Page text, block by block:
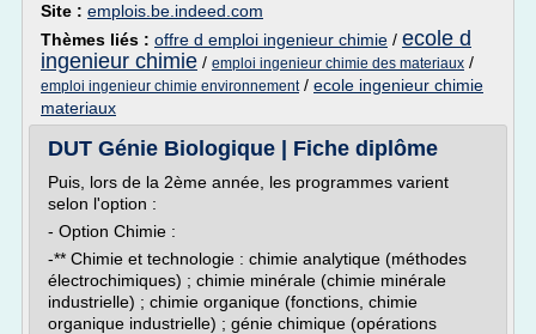
Site : emplois.be.indeed.com
Thèmes liés : offre d emploi ingenieur chimie / ecole d
ingenieur chimie / emploi ingenieur chimie des materiaux /
emploi ingenieur chimie environnement/ ecole ingenieur chimie
materiaux
DUT Génie Biologique | Fiche diplôme
Puis, lors de la 2ème année, les programmes varient
selon l'option :
- Option Chimie :
-** Chimie et technologie : chimie analytique (méthodes
électrochimiques) ; chimie minérale (chimie minérale
industrielle) ; chimie organique (fonctions, chimie
organique industrielle) ; génie chimique (opérations